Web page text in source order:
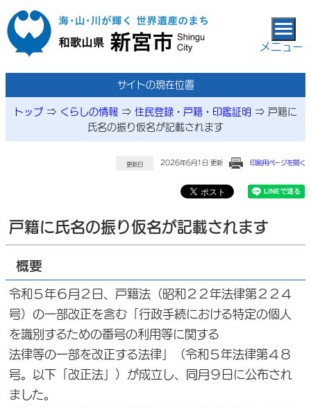
本文へ移動
メニュー
サイトの現在位置
トップ ⇒ くらしの情報 ⇒ 住民登録・戸籍・印鑑証明 ⇒ 戸籍に
氏名の振り仮名が記載されます
更新日 2026年6月1日 更新 印刷用ページを開く
戸籍に氏名の振り仮名が記載されます
概要
令和５年６月２日、戸籍法（昭和２２年法律第２２４
号）の一部改正を含む「行政手続における特定の個人
を識別するための番号の利用等に関する
法律等の一部を改正する法律」（令和５年法律第４８
号。以下「改正法」）が成立し、同月９日に公布され
ました。